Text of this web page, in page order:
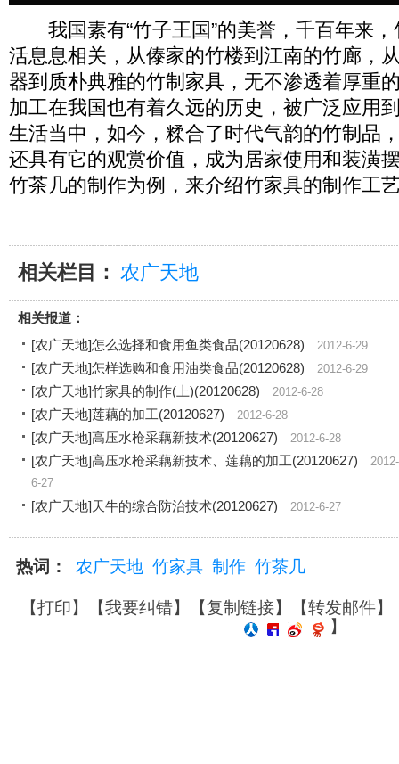
我国素有“竹子王国”的美誉，千百年来，
活息息相关，从傣家的竹楼到江南的竹廊，
器到质朴典雅的竹制家具，无不渗透着厚重
加工在我国也有着久远的历史，被广泛应用
生活当中，如今，糅合了时代气韵的竹制品
还具有它的观赏价值，成为居家使用和装潢
竹茶几的制作为例，来介绍竹家具的制作工
相关栏目： 农广天地
相关报道：
[农广天地]怎么选择和食用鱼类食品(20120628)
2012-6-29
[农广天地]怎样选购和食用油类食品(20120628) 2012-6-29
[农广天地]竹家具的制作(上)(20120628) 2012-6-28
[农广天地]莲藕的加工(20120627) 2012-6-28
[农广天地]高压水枪采藕新技术(20120627) 2012-6-28
[农广天地]高压水枪采藕新技术、莲藕的加工(20120627) 2012-
6-27
[农广天地]天牛的综合防治技术(20120627)
2012-6-27
热词： 农广天地 竹家具 制作 竹茶几
【打印】【我要纠错】【复制链接】【转发邮件】
】